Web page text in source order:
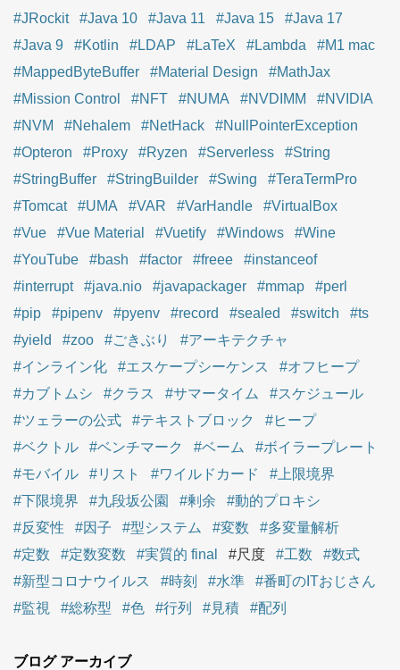
#JRockit
#Java 10 #Java 11 #Java 15
#Java 17
#Java 9
#Kotlin #LDAP #LaTeX #Lambda
#M1 mac
#MappedByteBuffer
#Material Design
#MathJax
#Mission Control
#NFT #NUMA #NVDIMM
#NVIDIA
#NVM
#Nehalem #NetHack
#NullPointerException
#Opteron
#Proxy #Ryzen #Serverless
#String
#StringBuffer
#StringBuilder #Swing
#TeraTermPro
#Tomcat
#UMA #VAR #VarHandle
#VirtualBox
#Vue
#Vue Material #Vuetify #Windows
#Wine
#YouTube
#bash #factor #freee
#instanceof
#interrupt
#java.nio #javapackager #mmap
#perl
#pip
#pipenv #pyenv #record #sealed #switch
#ts
#yield
#zoo #ごきぶり
#アーキテクチャ
#インライン化
#エスケープシーケンス
#オフヒープ
#カブトムシ
#クラス #サマータイム
#スケジュール
#ツェラーの公式
#テキストブロック
#ヒープ
#ベクトル
#ベンチマーク #ベーム
#ボイラープレート
#モバイル
#リスト #ワイルドカード
#上限境界
#下限境界
#九段坂公園 #剰余
#動的プロキシ
#反変性
#因子 #型システム #変数
#多変量解析
#定数
#定数変数 #実質的 final #尺度 #工数
#数式
#新型コロナウイルス
#時刻 #水準
#番町のITおじさん
#監視
#総称型 #色 #行列 #見積 #配列
ブログ アーカイブ